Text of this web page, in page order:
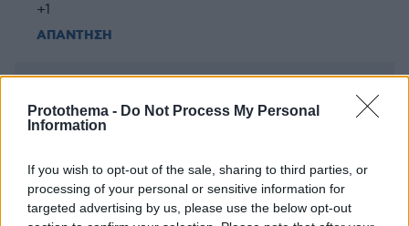
Protothema - Do Not Process My Personal
Information
If you wish to opt-out of the sale, sharing to third parties, or
processing of your personal or sensitive information for
targeted advertising by us, please use the below opt-out
+1
ΑΠΑΝΤΗΣΗ